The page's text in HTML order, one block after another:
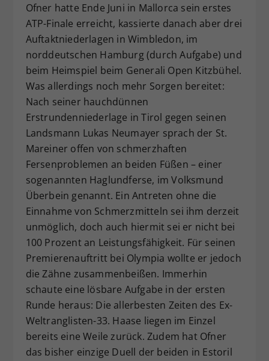
Ofner hatte Ende Juni in Mallorca sein erstes
ATP-Finale erreicht, kassierte danach aber drei
Auftaktniederlagen in Wimbledon, im
norddeutschen Hamburg (durch Aufgabe) und
beim Heimspiel beim Generali Open Kitzbühel.
Was allerdings noch mehr Sorgen bereitet:
Nach seiner hauchdünnen
Erstrundenniederlage in Tirol gegen seinen
Landsmann Lukas Neumayer sprach der St.
Mareiner offen von schmerzhaften
Fersenproblemen an beiden Füßen – einer
sogenannten Haglundferse, im Volksmund
Überbein genannt. Ein Antreten ohne die
Einnahme von Schmerzmitteln sei ihm derzeit
unmöglich, doch auch hiermit sei er nicht bei
100 Prozent an Leistungsfähigkeit. Für seinen
Premierenauftritt bei Olympia wollte er jedoch
die Zähne zusammenbeißen. Immerhin
schaute eine lösbare Aufgabe in der ersten
Runde heraus: Die allerbesten Zeiten des Ex-
Weltranglisten-33. Haase liegen im Einzel
bereits eine Weile zurück. Zudem hat Ofner
das bisher einzige Duell der beiden in Estoril